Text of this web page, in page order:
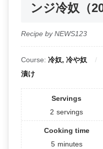
ンジ冷奴（
Recipe by NEWS123
Course: 冷奴, 冷や奴
漬け
Servings
2 servings
Cooking time
5 minutes